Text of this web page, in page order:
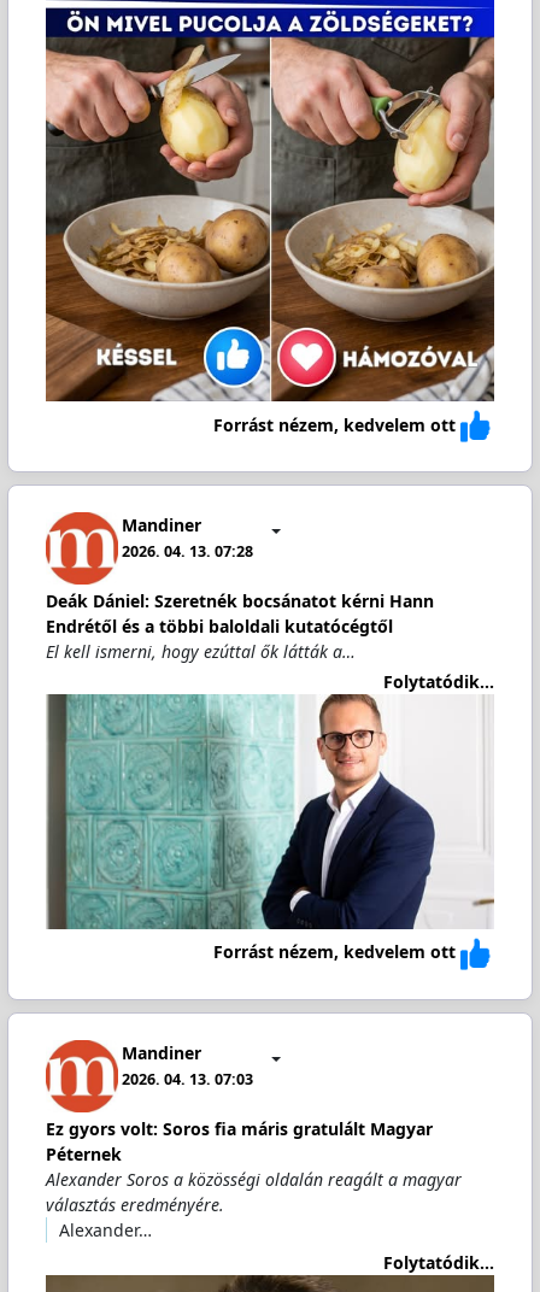
Forrást nézem, kedvelem ott
Mandiner
2026. 04. 13. 07:28
Deák Dániel: Szeretnék bocsánatot kérni Hann
Endrétől és a többi baloldali kutatócégtől
El kell ismerni, hogy ezúttal ők látták a…
Folytatódik...
Forrást nézem, kedvelem ott
Mandiner
2026. 04. 13. 07:03
Ez gyors volt: Soros fia máris gratulált Magyar
Péternek
Alexander Soros a közösségi oldalán reagált a magyar
választás eredményére.
Alexander…
Folytatódik...